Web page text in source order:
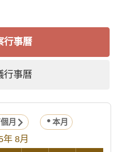
行事曆
行事曆
月 本月
年 8月